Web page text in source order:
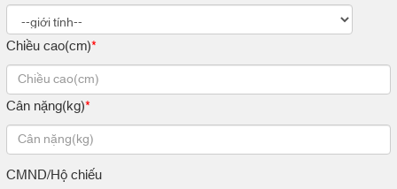
Chiều cao(cm)*
Cân nặng(kg)*
CMND/Hộ chiếu